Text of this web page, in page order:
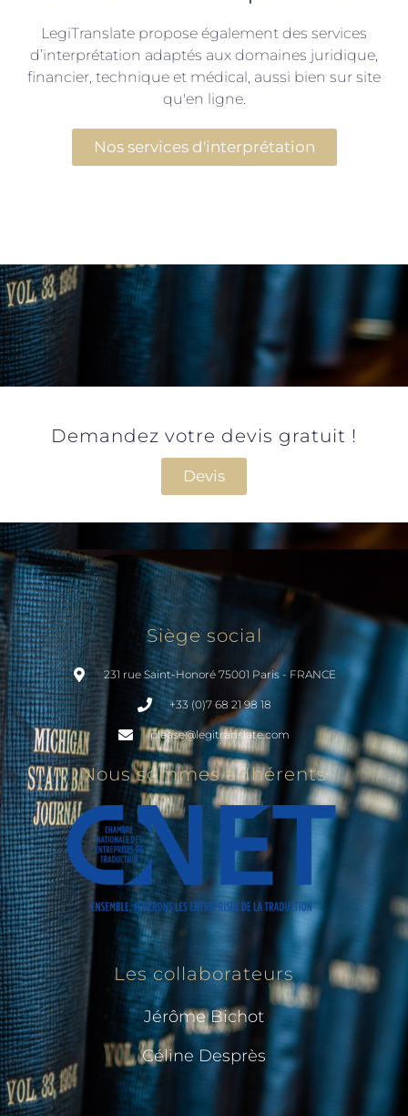
LegiTranslate propose également des services
d’interprétation adaptés aux domaines juridique,
financier, technique et médical, aussi bien sur site
qu'en ligne.
Nos services d'interprétation
Demandez votre devis gratuit !
Devis
Siège social
231 rue Saint-Honoré 75001 Paris - FRANCE
+33 (0)7 68 21 98 18
please@legitranslate.com
Nous sommes adhérents
Les collaborateurs
Jérôme Bichot
Céline Desprès